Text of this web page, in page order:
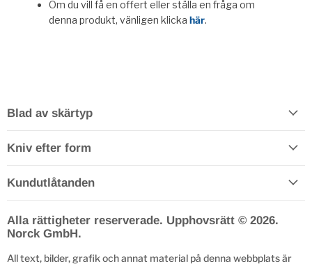
Om du vill få en offert eller ställa en fråga om
denna produkt, vänligen klicka här.
Blad av skärtyp
Kniv efter form
Kundutlåtanden
Alla rättigheter reserverade. Upphovsrätt © 2026.
Norck GmbH.
All text, bilder, grafik och annat material på denna webbplats är